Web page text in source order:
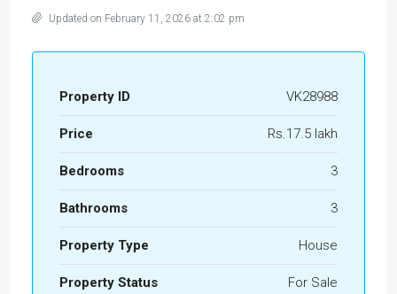
Updated on February 11, 2026 at 2:02 pm
Property ID VK28988
Price Rs.17.5 lakh
Bedrooms 3
Bathrooms 3
Property Type House
Property Status For Sale